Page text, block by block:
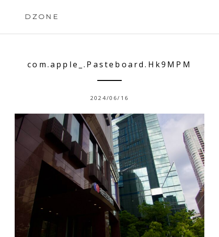
DZONE
com.apple_.Pasteboard.Hk9MPM
2024/06/16